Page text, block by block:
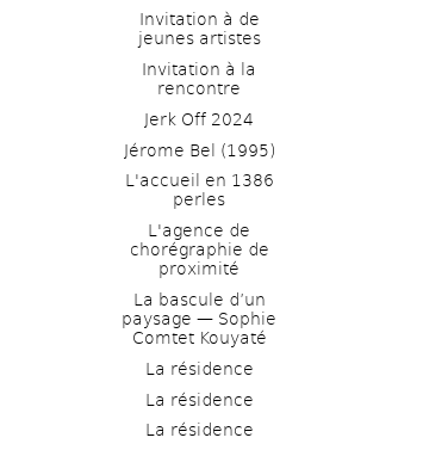
Invitation à de
jeunes artistes
Invitation à la
rencontre
Jerk Off 2024
Jérome Bel (1995)
L'accueil en 1386
perles
L'agence de
chorégraphie de
proximité
La bascule d’un
paysage — Sophie
Comtet Kouyaté
La résidence
La résidence
La résidence